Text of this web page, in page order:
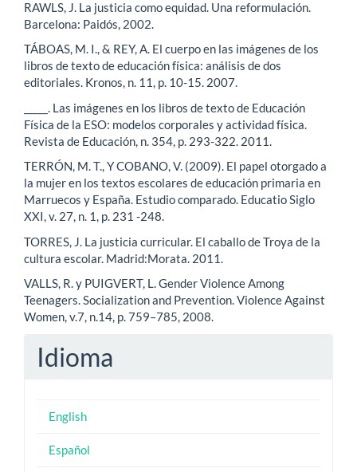
RAWLS, J. La justicia como equidad. Una reformulación.
Barcelona: Paidós, 2002.
TÁBOAS, M. I., & REY, A. El cuerpo en las imágenes de los
libros de texto de educación física: análisis de dos
editoriales. Kronos, n. 11, p. 10-15. 2007.
_____. Las imágenes en los libros de texto de Educación
Física de la ESO: modelos corporales y actividad física.
Revista de Educación, n. 354, p. 293-322. 2011.
TERRÓN, M. T., Y COBANO, V. (2009). El papel otorgado a
la mujer en los textos escolares de educación primaria en
Marruecos y España. Estudio comparado. Educatio Siglo
XXI, v. 27, n. 1, p. 231 -248.
TORRES, J. La justicia curricular. El caballo de Troya de la
cultura escolar. Madrid:Morata. 2011.
VALLS, R. y PUIGVERT, L. Gender Violence Among
Teenagers. Socialization and Prevention. Violence Against
Women, v.7, n.14, p. 759–785, 2008.
Idioma
English
Español